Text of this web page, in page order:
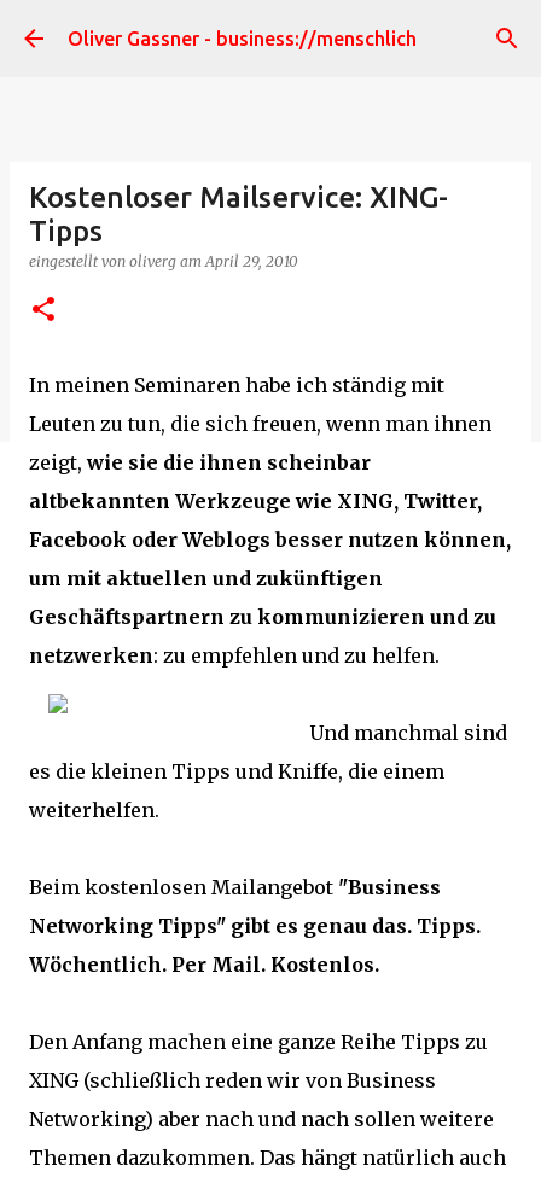
Direkt zum Hauptbereich
Oliver Gassner - business://menschlich
Kostenloser Mailservice: XING-
Tipps
eingestellt von oliverg amApril 29, 2010
In meinen Seminaren habe ich ständig mit
Leuten zu tun, die sich freuen, wenn man ihnen
zeigt,wie sie die ihnen scheinbar
altbekannten Werkzeuge wie XING, Twitter,
Facebook oder Weblogs besser nutzen können,
um mit aktuellen und zukünftigen
Geschäftspartnern zu kommunizieren und zu
netzwerken: zu empfehlen und zu helfen.
Und manchmal sind
es die kleinen Tipps und Kniffe, die einem
weiterhelfen.
Beim kostenlosen Mailangebot "Business
Networking Tipps" gibt es genau das. Tipps.
Wöchentlich. Per Mail. Kostenlos.
Den Anfang machen eine ganze Reihe Tipps zu
XING (schließlich reden wir von Business
Networking) aber nach und nach sollen weitere
Themen dazukommen. Das hängt natürlich auch